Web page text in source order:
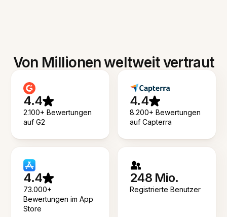
Von Millionen weltweit vertraut
4.4
2.100+ Bewertungen
auf G2
4.4
8.200+ Bewertungen
auf Capterra
4.4
73.000+
Bewertungen im App
Store
248 Mio.
Registrierte Benutzer